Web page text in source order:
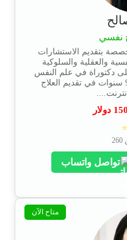
نفسي
بتقديم الاستشارات
والعقلية والسلوكية
دكتوراة في علم النفس
العيادي وتمتلك خبرة اكثر من 9 سنوات في تقديم العلاج
150 دولار
تواصل واتساب
متاح الآن